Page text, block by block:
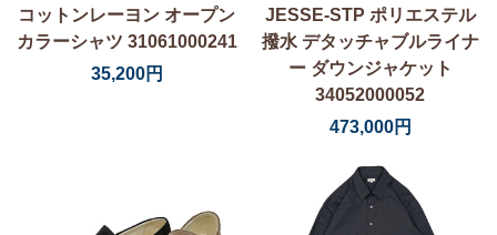
コットンレーヨン オープン
カラーシャツ 31061000241
35,200円
JESSE-STP ポリエステル
撥水 デタッチャブルライナ
ー ダウンジャケット
34052000052
473,000円